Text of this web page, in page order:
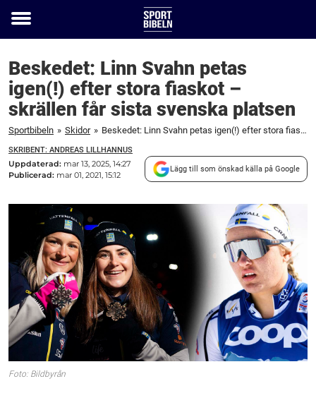
Toggle
Beskedet: Linn Svahn petas
igen(!) efter stora fiaskot –
skrällen får sista svenska platsen
Sportbibeln » Skidor » Beskedet: Linn Svahn petas igen(!) efter stora fiaskot – skrällen får sista svenska platsen
SKRIBENT: ANDREAS LILLHANNUS
Uppdaterad: mar 13, 2025, 14:27
Publicerad: mar 01, 2021, 15:12
Lägg till som önskad källa på Google
Foto: Bildbyrån